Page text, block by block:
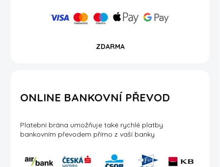
ZDARMA
ONLINE BANKOVNÍ PŘEVOD
Platební brána umožňuje také rychlé platby
bankovním převodem přímo z vaší banky